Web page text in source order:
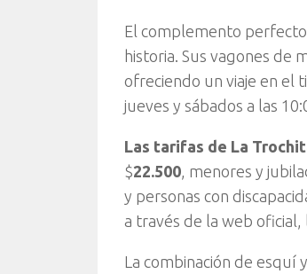
El complemento
historia. Sus vagones de
ofreciendo un viaje en el
jueves y sábados a las
Las tarifas de La
$22.500 , menores y
y personas con
a través de la web oficial,
La combinación de esquí